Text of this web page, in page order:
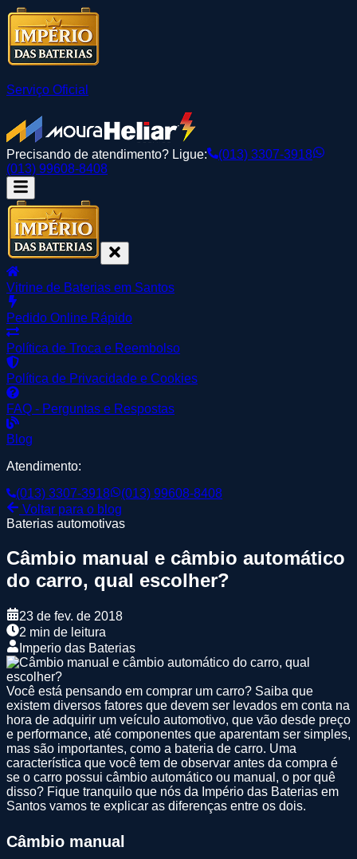
Serviço Oficial
Precisando de atendimento? Ligue:
(013) 3307-3918
(013) 99608-8408
Vitrine de Baterias em Santos
Pedido Online Rápido
Política de Troca e Reembolso
Política de Privacidade e Cookies
FAQ - Perguntas e Respostas
Blog
Atendimento:
(013) 3307-3918
(013) 99608-8408
Voltar para o blog
Baterias automotivas
Câmbio manual e câmbio automático
do carro, qual escolher?
23 de fev. de 2018
2 min de leitura
Imperio das Baterias
Você está pensando em comprar um carro? Saiba que
existem diversos fatores que devem ser levados em conta na
hora de adquirir um veículo automotivo, que vão desde preço
e performance, até componentes que aparentam ser simples,
mas são importantes, como a bateria de carro. Uma
característica que você tem de observar antes da compra é
se o carro possui câmbio automático ou manual, o por quê
disso? Fique tranquilo que nós da Império das Baterias em
Santos vamos te explicar as diferenças entre os dois.
Câmbio manual